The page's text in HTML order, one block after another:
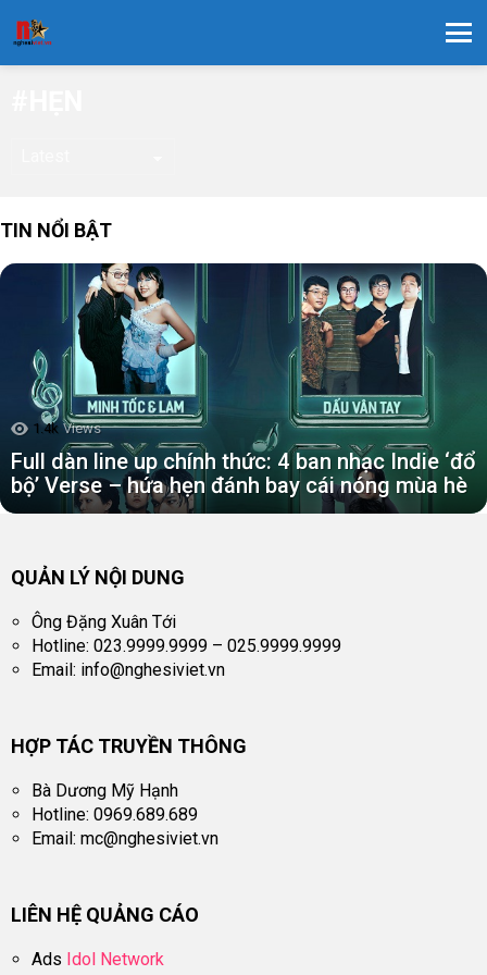
TIN NỔI BẬT
1.4k Views
Full dàn line up chính thức: 4 ban nhạc Indie ‘đổ
bộ’ Verse – hứa hẹn đánh bay cái nóng mùa hè
QUẢN LÝ NỘI DUNG
Ông Đặng Xuân Tới
Hotline: 023.9999.9999 – 025.9999.9999
Email: info@nghesiviet.vn
HỢP TÁC TRUYỀN THÔNG
Bà Dương Mỹ Hạnh
Hotline: 0969.689.689
Email:mc@nghesiviet.vn
LIÊN HỆ QUẢNG CÁO
Ads Idol Network